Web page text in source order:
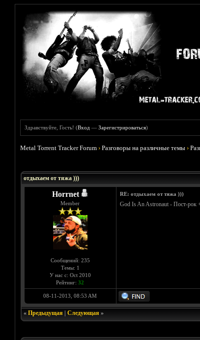
Здравствуйте, Гость! (Вход —Зарегистрироваться)
Metal Torrent Tracker Forum ›Разговоры на различные темы ›
отдыхаем от тяжа )))
Horrnet
Member
Сообщений: 235
Темы: 1
У нас с: Oct 2010
Рейтинг: 32
RE: отдыхаем от тяжа )))
God Is An Astronaut - Пост-рок
08-11-2013, 08:53 AM
« Предыдущая| Следующая»